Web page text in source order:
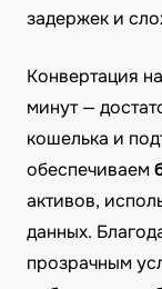
задержек и
Конвертация
минут —
кошелька и
обеспечиваем
активов,
данных.
прозрачным